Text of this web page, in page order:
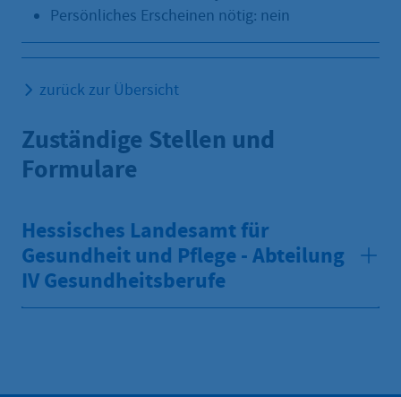
Persönliches Erscheinen nötig: nein
zurück zur Übersicht
Zuständige Stellen und
Formulare
Hessisches Landesamt für
Gesundheit und Pflege - Abteilung
IV Gesundheitsberufe